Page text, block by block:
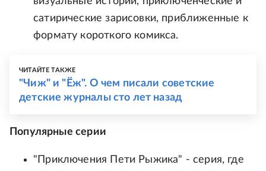
сатирические зарисовки, приближенные к
формату короткого комикса.
ЧИТАЙТЕ ТАКЖЕ
"Чиж" и "Ёж". О чем писали советские
детские журналы сто лет назад
Популярные серии
"Приключения Пети Рыжика" - серия, где